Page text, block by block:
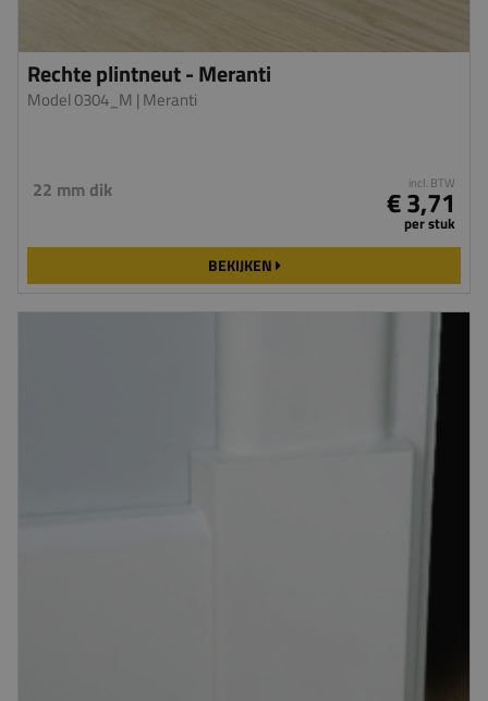
Rechte plintneut - Meranti
Model 0304_M | Meranti
22 mm dik incl. BTW
€ 3,71
per stuk
BEKIJKEN